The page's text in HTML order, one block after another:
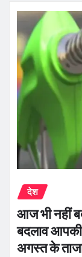
देश
आज भी नहीं
बदलाव
अगस्त के